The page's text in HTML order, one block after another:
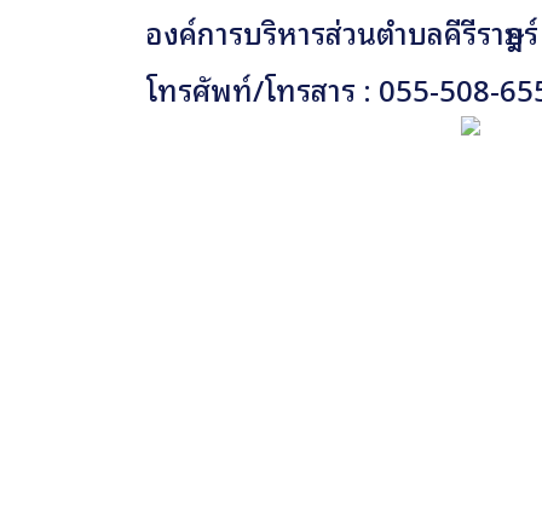
องค์การบริหารส่วนตำบลคีรีราษ
โทรศัพท์/โทรสาร : 055-508-